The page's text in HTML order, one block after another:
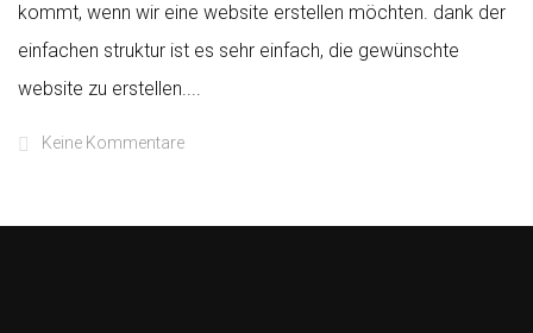
kommt, wenn wir eine website erstellen möchten. dank der
einfachen struktur ist es sehr einfach, die gewünschte
website zu erstellen....
Keine Kommentare